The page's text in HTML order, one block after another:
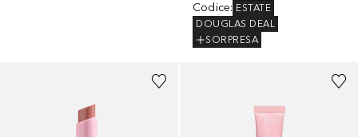
Codice: ESTATE
DOUGLAS DEAL
SORPRESA
+1